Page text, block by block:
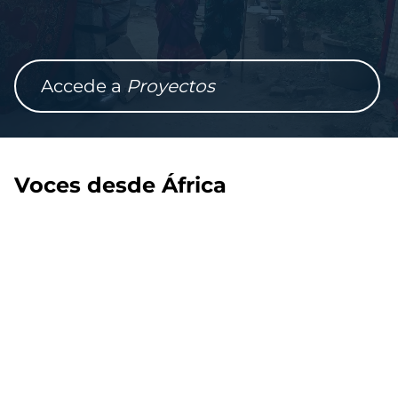
Accede a Proyectos
Voces desde África